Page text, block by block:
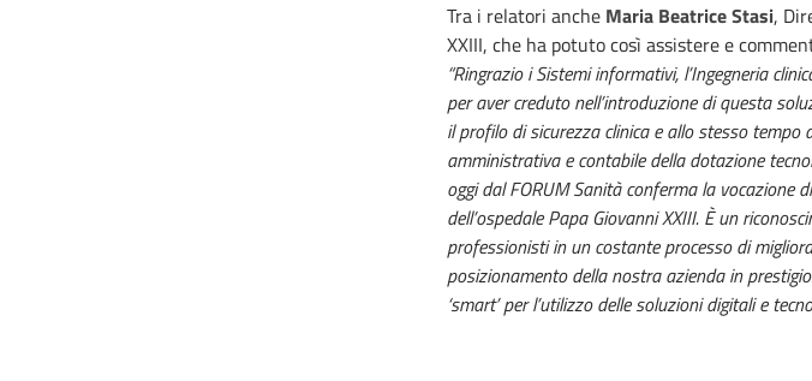
Tra i relatori anche Maria Beatrice Stasi,
XXIII, che ha potuto così assistere e
“Ringrazio i Sistemi informativi, l’Ingegneria
per aver creduto nell’introduzione di questa
il profilo di sicurezza clinica e allo stesso tempo
amministrativa e contabile della dotazione
oggi dal FORUM Sanità conferma la vocazione
dell’ospedale Papa Giovanni XXIII. È un
professionisti in un costante processo di
posizionamento della nostra azienda in
‘smart’ per l’utilizzo delle soluzioni digitali e